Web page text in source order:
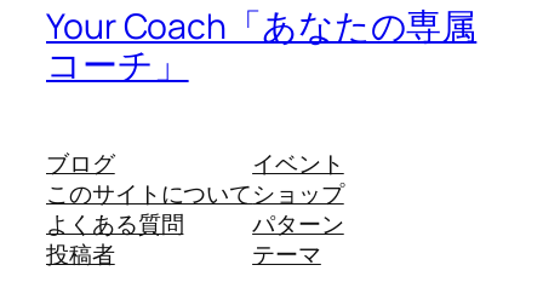
Your Coach「あなたの専属
コーチ」
ブログ
このサイトについて
よくある質問
投稿者
イベント
ショップ
パターン
テーマ